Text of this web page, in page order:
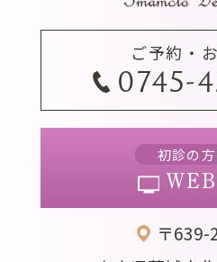
ご予約・
0745-
初診の
〒